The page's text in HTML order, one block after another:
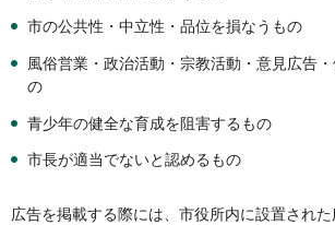
市の公共性・中立性・品位を損なうもの
風俗営業・政治活動・宗教活動・意見広告
の
青少年の健全な育成を阻害するもの
市長が適当でないと認めるもの
広告を掲載する際には、市役所内に設置された